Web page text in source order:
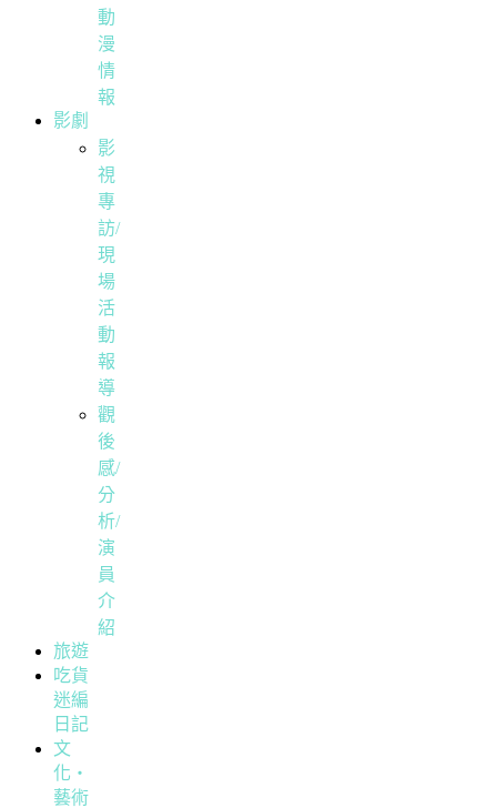
動
漫
情
報
影劇
影
視
專
訪/
現
場
活
動
報
導
觀
後
感/
分
析/
演
員
介
紹
旅遊
吃貨
迷編
日記
文
化・
藝術